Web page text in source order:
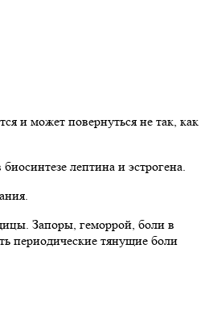
и может повернуться не так, как
лептина и эстрогена.
Запоры, геморрой, боли в
периодические тянущие боли